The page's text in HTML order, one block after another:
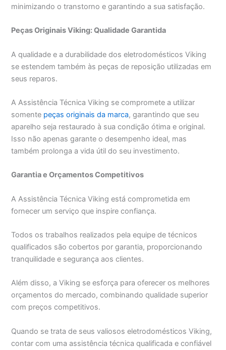
minimizando o transtorno e garantindo a sua satisfação.
Peças Originais Viking: Qualidade Garantida
A qualidade e a durabilidade dos eletrodomésticos Viking
se estendem também às peças de reposição utilizadas em
seus reparos.
A Assistência Técnica Viking se compromete a utilizar
somente peças originais da marca, garantindo que seu
aparelho seja restaurado à sua condição ótima e original.
Isso não apenas garante o desempenho ideal, mas
também prolonga a vida útil do seu investimento.
Garantia e Orçamentos Competitivos
A Assistência Técnica Viking está comprometida em
fornecer um serviço que inspire confiança.
Todos os trabalhos realizados pela equipe de técnicos
qualificados são cobertos por garantia, proporcionando
tranquilidade e segurança aos clientes.
Além disso, a Viking se esforça para oferecer os melhores
orçamentos do mercado, combinando qualidade superior
com preços competitivos.
Quando se trata de seus valiosos eletrodomésticos Viking,
contar com uma assistência técnica qualificada e confiável